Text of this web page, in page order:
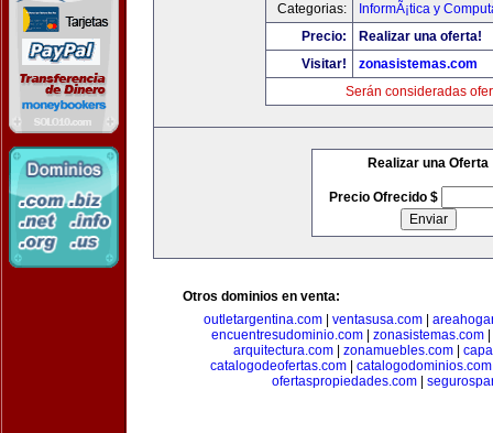
Categorias:
InformÃ¡tica y
Precio:
Realizar una oferta!
Visitar!
zonasistemas.com
Serán consideradas
Realizar una Oferta
Precio Ofrecido $
Otros dominios en venta:
outletargentina.com
ventasusa.com
encuentresudominio.com| zonasistemas.com|
arquitectura.com
zonamuebles.com
catalogodeofertas.com| catalogodominios.com
ofertaspropiedades.com|